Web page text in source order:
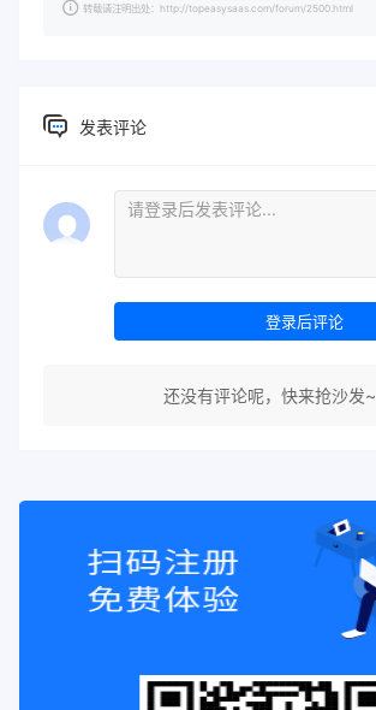
转载请注明出处：http://topeasysaas.com/forum/2500.html
发表评论
登录后评论
还没有评论呢，快来抢沙发~